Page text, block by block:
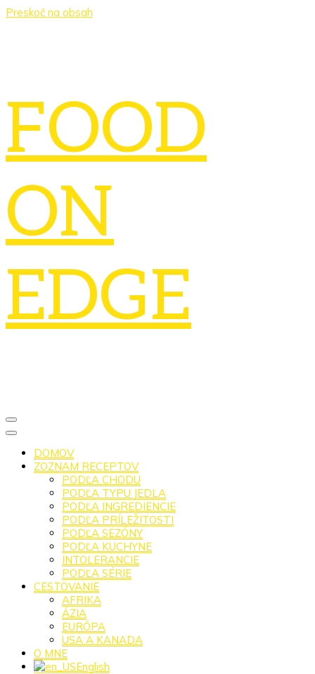
Preskoč na obsah
FOOD
ON
EDGE
DOMOV
ZOZNAM RECEPTOV
PODĽA CHODU
PODĽA TYPU JEDLA
PODĽA INGREDIENCIE
PODĽA PRÍLEŽITOSTI
PODĽA SEZÓNY
PODĽA KUCHYNE
INTOLERANCIE
PODĽA SÉRIE
CESTOVANIE
AFRIKA
ÁZIA
EURÓPA
USA A KANADA
O MNE
English